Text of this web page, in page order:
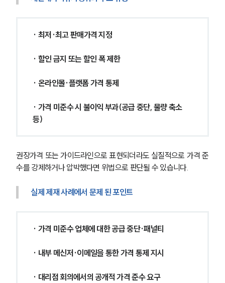
· 최저·최고 판매가격 지정
· 할인 금지 또는 할인 폭 제한
· 온라인몰·플랫폼 가격 통제
· 가격 미준수 시 불이익 부과(공급 중단, 물량 축소
등)
권장가격 또는 가이드라인으로 표현되더라도 실질적으로 가격 준
수를 강제하거나 압박했다면 위법으로 판단될 수 있습니다.
실제 제재 사례에서 문제 된 포인트
· 가격 미준수 업체에 대한 공급 중단·패널티
· 내부 메신저·이메일을 통한 가격 통제 지시
· 대리점 회의에서의 공개적 가격 준수 요구